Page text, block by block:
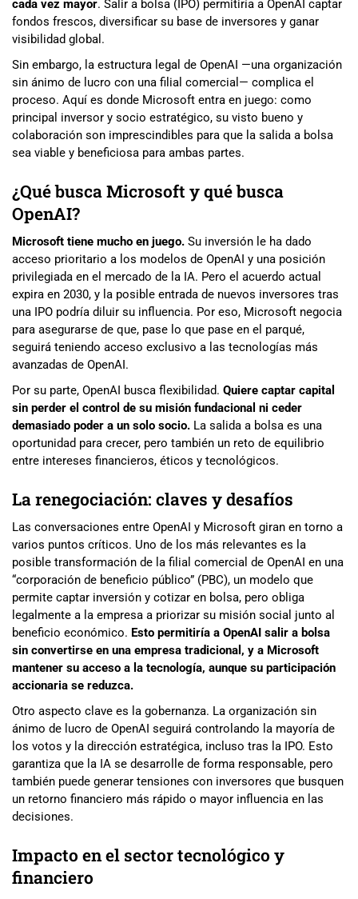
cada vez mayor. Salir a bolsa (IPO) permitiría a OpenAI captar
fondos frescos, diversificar su base de inversores y ganar
visibilidad global.
Sin embargo, la estructura legal de OpenAI —una organización
sin ánimo de lucro con una filial comercial— complica el
proceso. Aquí es donde Microsoft entra en juego: como
principal inversor y socio estratégico, su visto bueno y
colaboración son imprescindibles para que la salida a bolsa
sea viable y beneficiosa para ambas partes.
¿Qué busca Microsoft y qué busca
OpenAI?
Microsoft tiene mucho en juego. Su inversión le ha dado
acceso prioritario a los modelos de OpenAI y una posición
privilegiada en el mercado de la IA. Pero el acuerdo actual
expira en 2030, y la posible entrada de nuevos inversores tras
una IPO podría diluir su influencia. Por eso, Microsoft negocia
para asegurarse de que, pase lo que pase en el parqué,
seguirá teniendo acceso exclusivo a las tecnologías más
avanzadas de OpenAI.
Por su parte, OpenAI busca flexibilidad. Quiere captar capital
sin perder el control de su misión fundacional ni ceder
demasiado poder a un solo socio. La salida a bolsa es una
oportunidad para crecer, pero también un reto de equilibrio
entre intereses financieros, éticos y tecnológicos.
La renegociación: claves y desafíos
Las conversaciones entre OpenAI y Microsoft giran en torno a
varios puntos críticos. Uno de los más relevantes es la
posible transformación de la filial comercial de OpenAI en una
“corporación de beneficio público” (PBC), un modelo que
permite captar inversión y cotizar en bolsa, pero obliga
legalmente a la empresa a priorizar su misión social junto al
beneficio económico. Esto permitiría a OpenAI salir a bolsa
sin convertirse en una empresa tradicional, y a Microsoft
mantener su acceso a la tecnología, aunque su participación
accionaria se reduzca.
Otro aspecto clave es la gobernanza. La organización sin
ánimo de lucro de OpenAI seguirá controlando la mayoría de
los votos y la dirección estratégica, incluso tras la IPO. Esto
garantiza que la IA se desarrolle de forma responsable, pero
también puede generar tensiones con inversores que busquen
un retorno financiero más rápido o mayor influencia en las
decisiones.
Impacto en el sector tecnológico y
financiero